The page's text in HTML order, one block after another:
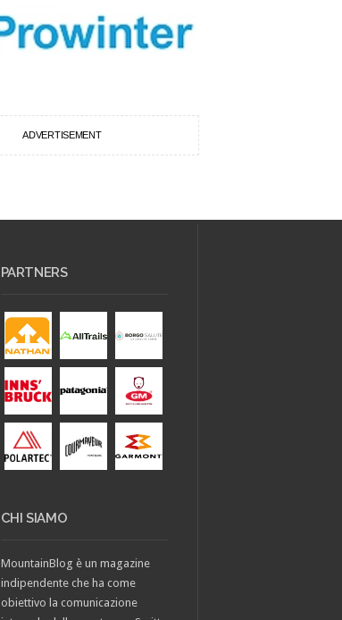
ADVERTISEMENT
PARTNERS
CHI SIAMO
MountainBlog è un magazine
indipendente che ha come
obiettivo la comunicazione